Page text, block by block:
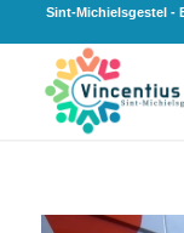
Sint-Michielsgestel -